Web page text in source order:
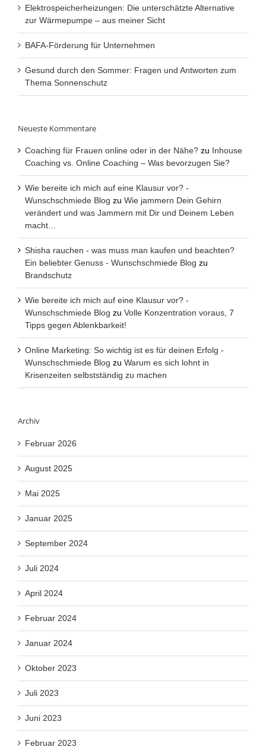
Elektrospeicherheizungen: Die unterschätzte Alternative
zur Wärmepumpe – aus meiner Sicht
BAFA-Förderung für Unternehmen
Gesund durch den Sommer: Fragen und Antworten zum
Thema Sonnenschutz
Neueste Kommentare
Coaching für Frauen online oder in der Nähe? zu Inhouse
Coaching vs. Online Coaching – Was bevorzugen Sie?
Wie bereite ich mich auf eine Klausur vor? -
Wunschschmiede Blog zu Wie jammern Dein Gehirn
verändert und was Jammern mit Dir und Deinem Leben
macht…
Shisha rauchen - was muss man kaufen und beachten?
Ein beliebter Genuss - Wunschschmiede Blog zu
Brandschutz
Wie bereite ich mich auf eine Klausur vor? -
Wunschschmiede Blog zu Volle Konzentration voraus, 7
Tipps gegen Ablenkbarkeit!
Online Marketing: So wichtig ist es für deinen Erfolg -
Wunschschmiede Blog zu Warum es sich lohnt in
Krisenzeiten selbstständig zu machen
Archiv
Februar 2026
August 2025
Mai 2025
Januar 2025
September 2024
Juli 2024
April 2024
Februar 2024
Januar 2024
Oktober 2023
Juli 2023
Juni 2023
Februar 2023